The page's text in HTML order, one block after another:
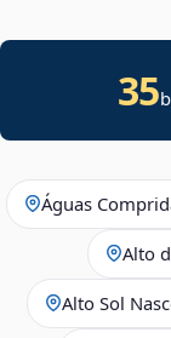
35
Águas
Alto
Alto Sol